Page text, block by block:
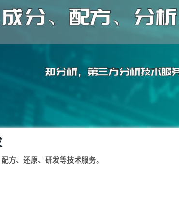
方、还原、研发等技术服务。